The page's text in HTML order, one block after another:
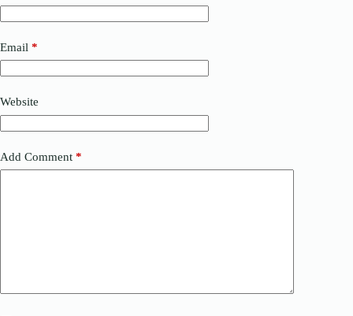
Email *
Website
Add Comment *